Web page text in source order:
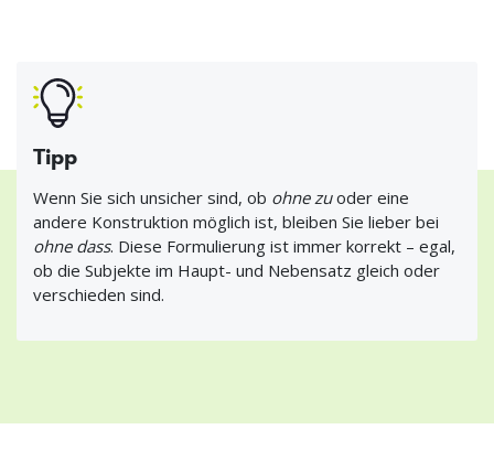
Tipp
Wenn Sie sich unsicher sind, ob ohne zuoder eine
andere Konstruktion möglich ist, bleiben Sie lieber bei
ohne dass. Diese Formulierung ist immer korrekt – egal,
ob die Subjekte im Haupt- und Nebensatz gleich oder
verschieden sind.